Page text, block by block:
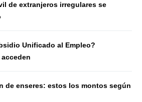
de extranjeros irregulares se
Unificado al Empleo?
de enseres: estos los montos según